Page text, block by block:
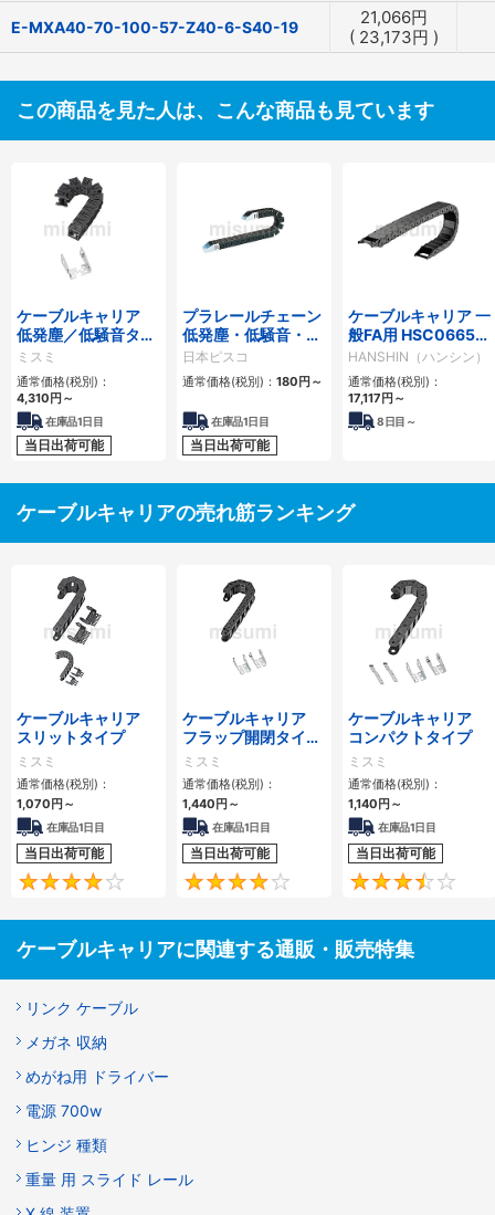
E-MXA40-70-100-57-Z40-6-S40-19 21,066円
( 23,173円 )
この商品を見た人は、こんな商品も見ています
ケーブルキャリア
低発塵／低騒音タイ
プ
ミスミ
通常価格(税別)：
4,310 円 ～
在庫品1日目
当日出荷可能
プラレールチェーン
低発塵・低騒音・フ
ラップ開閉・ヒンジ
連結タイプ SCシリ
ーズ
日本ピスコ
通常価格(税別)： 180 円 ～
在庫品1日目
当日出荷可能
ケーブルキャリア 一
般FA用 HSC0665シ
リーズ
HANSHIN（ハンシン）
通常価格(税別)：
17,117 円 ～
8日目～
ケーブルキャリアの売れ筋ランキング
ケーブルキャリア
スリットタイプ
ミスミ
通常価格(税別)：
1,070 円 ～
在庫品1日目
当日出荷可能
4.1
ケーブルキャリア
フラップ開閉タイ
プ 本体＋取付金具
ミスミ
通常価格(税別)：
1,440 円 ～
在庫品1日目
当日出荷可能
4.2
ケーブルキャリア
コンパクトタイプ
ミスミ
通常価格(税別)：
1,140 円 ～
在庫品1日目
当日出荷可能
ケーブルキャリアに関連する通販・販売特集
リンク ケーブル
メガネ 収納
めがね用 ドライバー
電源 700w
ヒンジ 種類
重量 用 スライド レール